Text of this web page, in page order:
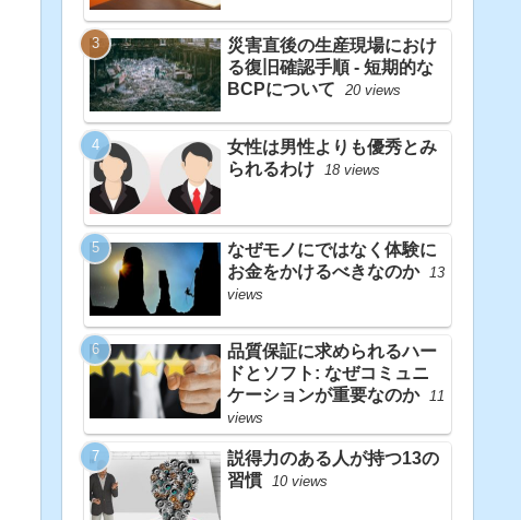
災害直後の生産現場におけ
る復旧確認手順 - 短期的な
BCPについて
20 views
女性は男性よりも優秀とみ
られるわけ 18 views
なぜモノにではなく体験に
お金をかけるべきなのか
13
views
品質保証に求められるハー
ドとソフト: なぜコミュニ
ケーションが重要なのか 11
views
説得力のある人が持つ13の
習慣 10 views